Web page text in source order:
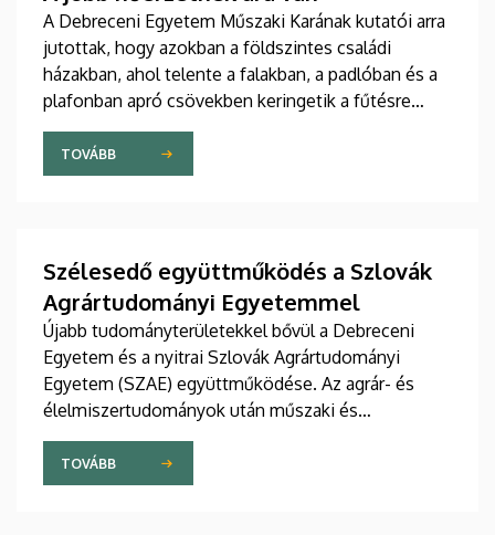
A Debreceni Egyetem Műszaki Karának kutatói arra
jutottak, hogy azokban a földszintes családi
házakban, ahol telente a falakban, a padlóban és a
plafonban apró csövekben keringetik a fűtésre
használt melegvizet, az egyenletesebb eloszlás
miatt jobb ugyan a hőérzet, mint egy radiátoros
épületben, ugyanakkor az előbbi fűtési megoldás
TOVÁBB
Szélesedő együttműködés a Szlovák
Agrártudományi Egyetemmel
Újabb tudományterületekkel bővül a Debreceni
Egyetem és a nyitrai Szlovák Agrártudományi
Egyetem (SZAE) együttműködése. Az agrár- és
élelmiszertudományok után műszaki és
gazdaságtudományi területeken is szorosabbra fűzi
viszonyát a két intézmény. A mások mellett
oktató- és hallgatócseréről, közös konferenciákról
TOVÁBB